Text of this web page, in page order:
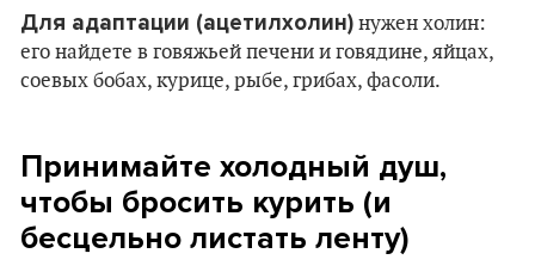
Для адаптации (ацетилхолин) нужен холин:
его найдете в говяжьей печени и говядине, яйцах,
соевых бобах, курице, рыбе, грибах, фасоли.
Принимайте холодный душ,
чтобы бросить курить (и
бесцельно листать ленту)